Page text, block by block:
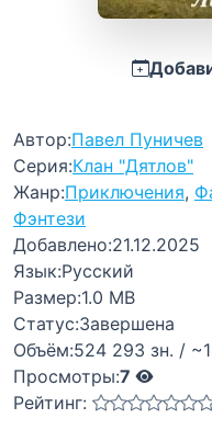
Автор:Павел Пуничев
Серия:Клан "Дятлов"
Жанр:Приключения,
Фэнтези
Добавлено:21.12.2025
Язык:Русский
Размер:1.0 MB
Статус:Завершена
Объём:524 293 зн. /
Просмотры:7
Рейтинг: